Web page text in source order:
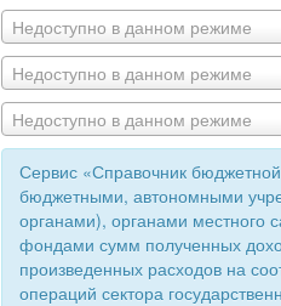
Недоступно в данном режиме
Недоступно в данном режиме
Недоступно в данном режиме
Сервис «Справочник
бюджетными, автономными
органами), органами местного
фондами сумм полученных
произведенных расходов на
операций сектора